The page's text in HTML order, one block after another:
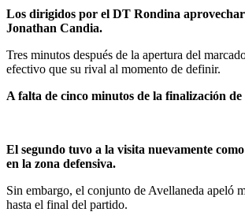
Los dirigidos por el DT Rondina
Jonathan Candia.
Tres minutos después de la apertura del
efectivo que su rival al momento de definir.
A falta de cinco minutos de la finalización
El segundo tuvo a la visita nuevamente
en la zona defensiva.
Sin embargo, el conjunto de Avellaneda apeló
hasta el final del partido.